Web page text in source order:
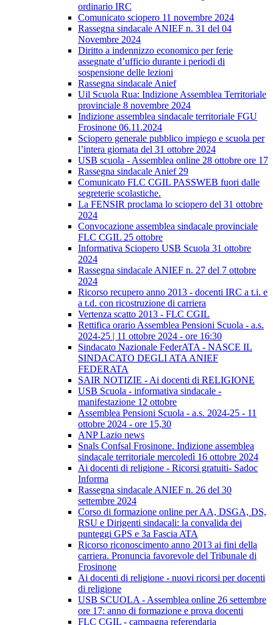
ordinario IRC
Comunicato sciopero 11 novembre 2024
Rassegna sindacale ANIEF n. 31 del 04
Novembre 2024
Diritto a indennizzo economico per ferie
assegnate d’ufficio durante i periodi di
sospensione delle lezioni
Rassegna sindacale Anief
Uil Scuola Rua: Indizione Assemblea Territoriale
provinciale 8 novembre 2024
Indizione assemblea sindacale territoriale FGU
Frosinone 06.11.2024
Sciopero generale pubblico impiego e scuola per
l’intera giornata del 31 ottobre 2024
USB scuola - Assemblea online 28 ottobre ore 17
Rassegna sindacale Anief 29
Comunicato FLC CGIL PASSWEB fuori dalle
segreterie scolastiche.
La FENSIR proclama lo sciopero del 31 ottobre
2024
Convocazione assemblea sindacale provinciale
FLC CGIL 25 ottobre
Informativa Sciopero USB Scuola 31 ottobre
2024
Rassegna sindacale ANIEF n. 27 del 7 ottobre
2024
Ricorso recupero anno 2013 - docenti IRC a t.i. e
a t.d. con ricostruzione di carriera
Vertenza scatto 2013 - FLC CGIL
Rettifica orario Assemblea Pensioni Scuola - a.s.
2024-25 | 11 ottobre 2024 - ore 16:30
Sindacato Nazionale FederATA - NASCE IL
SINDACATO DEGLI ATA ANIEF
FEDERATA
SAIR NOTIZIE - Ai docenti di RELIGIONE
USB Scuola - informativa sindacale -
manifestazione 12 ottobre
Assemblea Pensioni Scuola - a.s. 2024-25 - 11
ottobre 2024 - ore 15,30
ANP Lazio news
Snals Confsal Frosinone. Indizione assemblea
sindacale territoriale mercoledì 16 ottobre 2024
Ai docenti di religione - Ricorsi gratuiti- Sadoc
Informa
Rassegna sindacale ANIEF n. 26 del 30
settembre 2024
Corso di formazione online per AA, DSGA, DS,
RSU e Dirigenti sindacali: la convalida dei
punteggi GPS e 3a Fascia ATA
Ricorso riconoscimento anno 2013 ai fini della
carriera. Pronuncia favorevole del Tribunale di
Frosinone
Ai docenti di religione - nuovi ricorsi per docenti
di religione
USB SCUOLA - Assemblea online 26 settembre
ore 17: anno di formazione e prova docenti
FLC CGIL - campagna referendaria